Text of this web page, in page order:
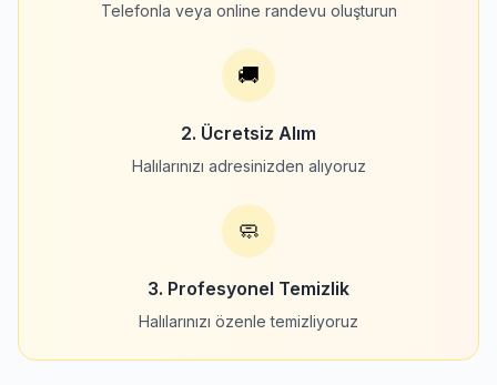
Telefonla veya online randevu oluşturun
🚚
2. Ücretsiz Alım
Halılarınızı adresinizden alıyoruz
🧼
3. Profesyonel Temizlik
Halılarınızı özenle temizliyoruz